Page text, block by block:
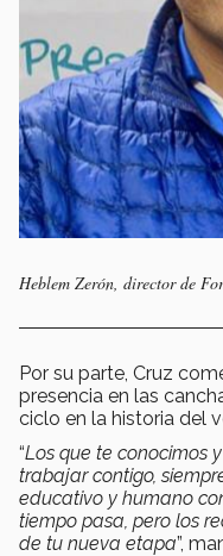
Heblem Zerón, director de
Por su parte, Cruz
presencia en las
ciclo en la historia del
“Los que te conocimos
trabajar contigo,
educativo y humano
tiempo pasa, pero los
de tu nueva etapa”,